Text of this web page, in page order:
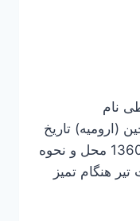
نام
(ارومیه) تاریخ
تولد : ؟ تاریخ جانباختن :1360.06.06 محل و نحوه
هنگام تمیز